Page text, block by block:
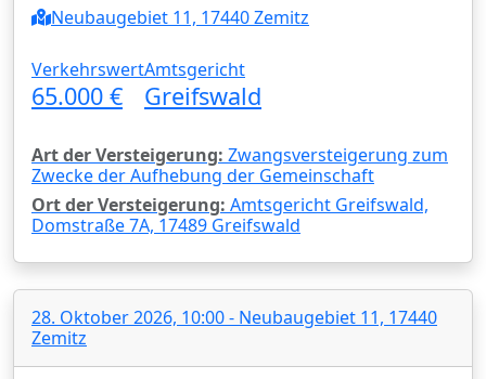
Neubaugebiet 11, 17440 Zemitz
Verkehrswert
65.000 €
Amtsgericht
Greifswald
Art der Versteigerung: Zwangsversteigerung zum
Zwecke der Aufhebung der Gemeinschaft
Ort der Versteigerung: Amtsgericht Greifswald,
Domstraße 7A, 17489 Greifswald
28. Oktober 2026, 10:00 - Neubaugebiet 11, 17440
Zemitz